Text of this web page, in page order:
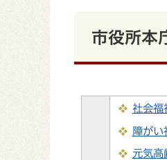
市役所本
社会福
障がい
元気高